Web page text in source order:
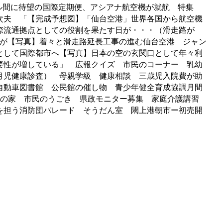
に待望の国際定期便、アシアナ航空機が就航 特集
「【完成予想図】「仙台空港」世界各国から航空機
通拠点としての役割を果たす日が・・・（滑走路が
【写真】着々と滑走路延長工事の進む仙台空港 ジャン
て国際都市へ【写真】日本の空の玄関口として年々利
要性が増している」 広報クイズ 市民のコーナー 乳幼
月児健康診査） 母親学級 健康相談 三歳児入院費が助
車図書館 公民館の催し物 青少年健全育成協調月間
家 市民のうごき 県政モニター募集 家庭介護講習
う消防団パレード そうだん室 閖上港朝市ー初売開